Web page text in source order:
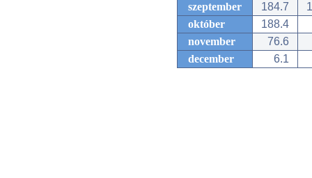
szeptember
184.7
október
188.4
november
76.6
december
6.1